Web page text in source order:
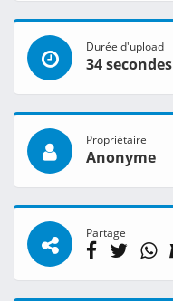
Durée d'upload
34 secondes
Propriétaire
Anonyme
Partage